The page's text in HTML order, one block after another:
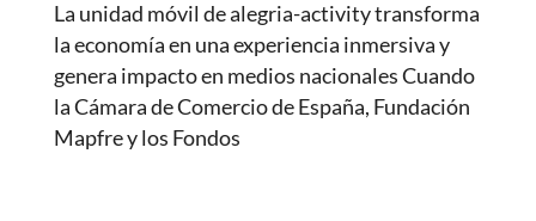
La unidad móvil de alegria-activity transforma
la economía en una experiencia inmersiva y
genera impacto en medios nacionales Cuando
la Cámara de Comercio de España, Fundación
Mapfre y los Fondos